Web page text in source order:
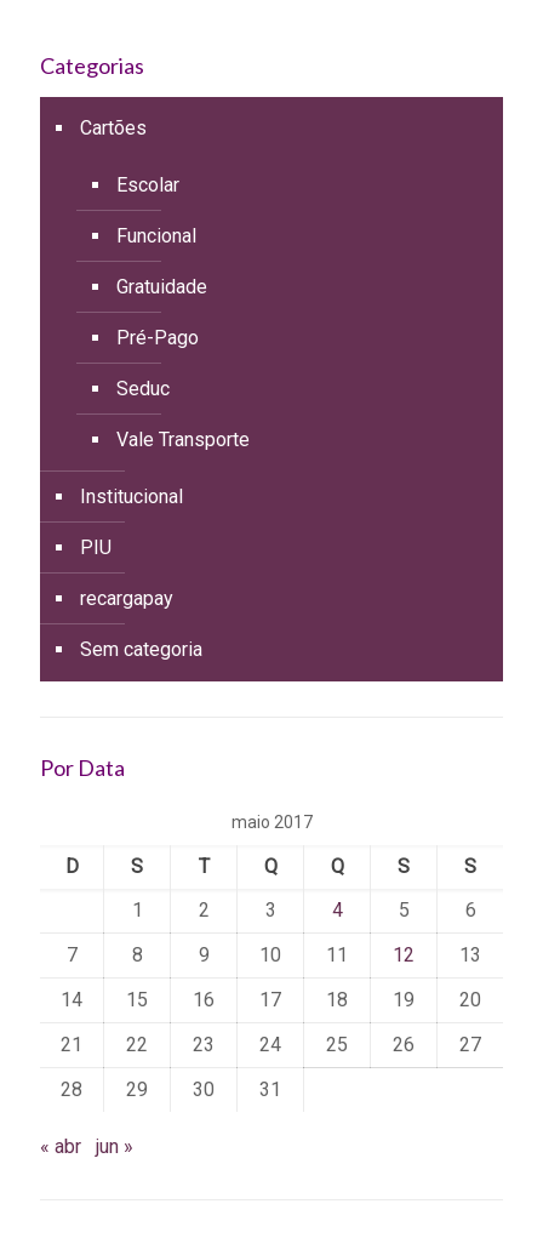
Categorias
Cartões
Escolar
Funcional
Gratuidade
Pré-Pago
Seduc
Vale Transporte
Institucional
PIU
recargapay
Sem categoria
Por Data
maio 2017
D S T Q Q S
S
1
2 3 4 5
6
7
8 9 10 11 12
13
14
15 16 17 18 19
20
21
22 23 24 25 26
27
28
29 30 31
« abr jun »